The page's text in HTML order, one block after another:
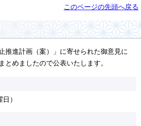
このページの先頭へ戻る
推進計画（案）」に寄せられた御意見に
とめましたので公表いたします。
）